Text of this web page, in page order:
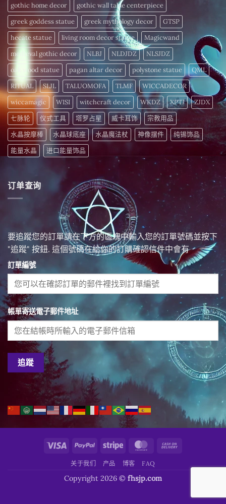
活
力〉
中
gothic home decor
gothic wall table centerpiece
greek goddess statue
greek mythology decor
GTSP
hecate statue
living room decor statue
Magicwand
medieval gothic decor
NLBJ NLDJDZ
NLSJDZ
oak wood statue
pagan altar decor polystone statue
QML
RITUAL
SLJL TALUOMOFA TLMF
WICCADECOR
wiccamagic
WISI witchcraft decor WKDZ XPTJ
ZJDX
七脉轮
仪式工具 塔罗占星 威卡耳饰
宗教用品
水晶按摩棒
水晶球底座 水晶魔法杖 神像摆件
纯锡饰品
能量水晶
进口能量饰品
订单查询
要追蹤您的訂單請在下方的區塊中輸入您的訂單號碼並按下
"追蹤" 按鈕. 這個號碼在給你的訂購確認信件中會有
訂單編號
帳單寄送電子郵件地址
追蹤
Visa PayPal Stripe MasterCard
Delivery
关于我们 产品 博客 FAQ
Copyright 2026 © fhsjp.com